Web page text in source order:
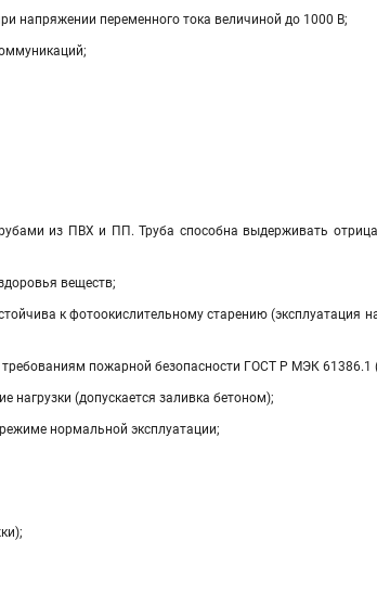
напряжении переменного тока величиной до 1000 В;
из ПВХ и ПП. Труба способна выдерживать
веществ;
к фотоокислительному старению (эксплуатация
пожарной безопасности ГОСТ Р МЭК 61386.1
нагрузки (допускается заливка бетоном);
нормальной эксплуатации;